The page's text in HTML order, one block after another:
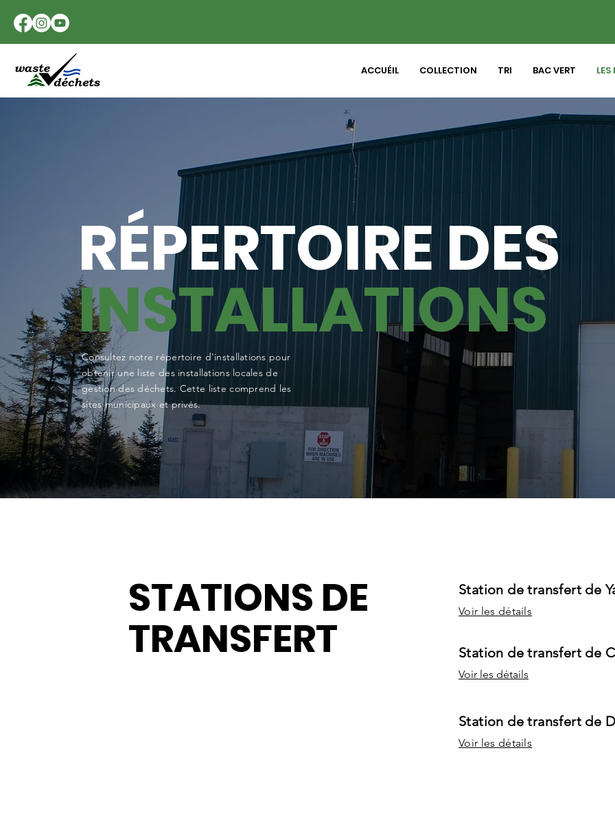
ACCUÉIL COLLECTION TRI BAC VERT
RÉPERTOIRE DES
INSTALLATIONS
Consultez notre répertoire d'installations pour
obtenir une liste des installations locales de
gestion des déchets. Cette liste comprend les
sites municipaux et privés.
STATIONS DE
TRANSFERT
Station de transfert de
Voir les détails
Station de transfert de
Voir les détails
Station de transfert de
Voir les détails